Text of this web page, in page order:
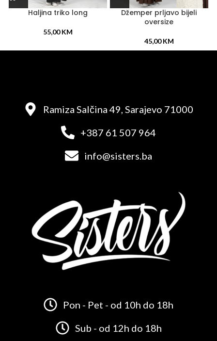
Haljina triko long
55,00KM
Džemper prljavo bijeli
oversize
45,00KM
Ramiza Salčina 49, Sarajevo 71000
+387 61 507 964
info@sisters.ba
Pon - Pet - od 10h do 18h
Sub - od 12h do 18h